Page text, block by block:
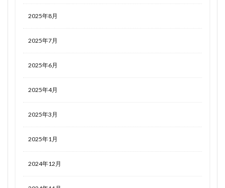
2025年8月
2025年7月
2025年6月
2025年4月
2025年3月
2025年1月
2024年12月